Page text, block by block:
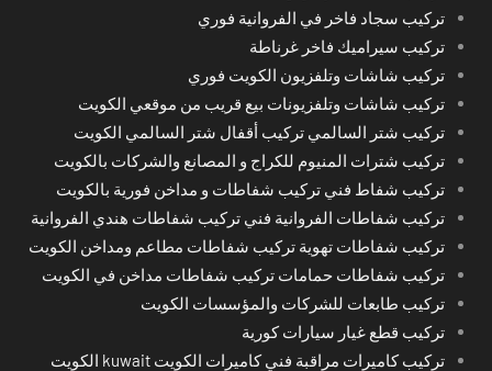
تركيب سجاد فاخر في الفروانية فوري
تركيب سيراميك فاخر غرناطة
تركيب شاشات وتلفزيون الكويت فوري
تركيب شاشات وتلفزيونات بيع قريب من موقعي الكويت
تركيب شتر السالمي تركيب أقفال شتر السالمي الكويت
تركيب شترات المنيوم للكراج و المصانع والشركات بالكويت
تركيب شفاط فني تركيب شفاطات و مداخن فورية بالكويت
تركيب شفاطات الفروانية فني تركيب شفاطات هندي الفروانية
تركيب شفاطات تهوية تركيب شفاطات مطاعم ومداخن الكويت
تركيب شفاطات حمامات تركيب شفاطات مداخن في الكويت
تركيب طابعات للشركات والمؤسسات الكويت
تركيب قطع غيار سيارات كورية
تركيب كاميرات مراقبة فني كاميرات الكويت kuwait الكويت